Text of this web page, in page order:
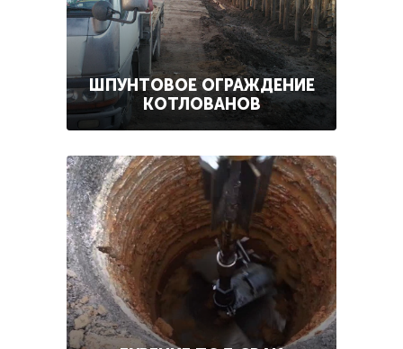
ШПУНТОВОЕ ОГРАЖДЕНИЕ
КОТЛОВАНОВ